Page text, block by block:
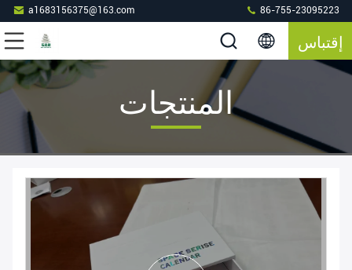
a1683156375@163.com 86-755-23095223
إقتباس
المنتجات